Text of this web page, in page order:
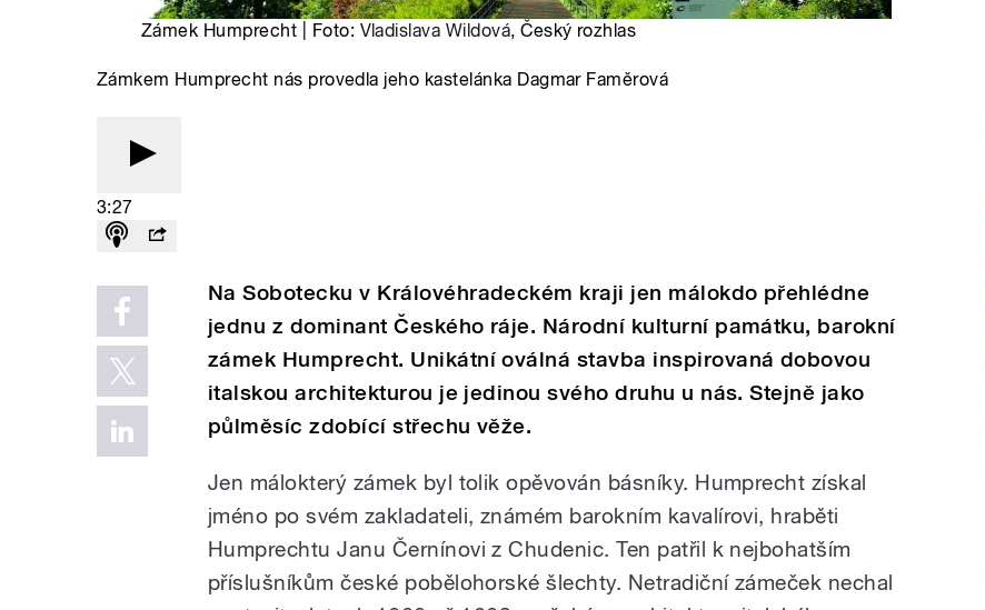
Zámek Humprecht | Foto: Vladislava Wildová, Český rozhlas
Zámkem Humprecht nás provedla jeho kastelánka Dagmar Faměrová
3:27
Na Sobotecku v Královéhradeckém kraji jen málokdo přehlédne
jednu z dominant Českého ráje. Národní kulturní památku, barokní
zámek Humprecht. Unikátní oválná stavba inspirovaná dobovou
italskou architekturou je jedinou svého druhu u nás. Stejně jako
půlměsíc zdobící střechu věže.
Jen málokterý zámek byl tolik opěvován básníky. Humprecht získal
jméno po svém zakladateli, známém barokním kavalírovi, hraběti
Humprechtu Janu Černínovi z Chudenic. Ten patřil k nejbohatším
příslušníkům české pobělohorské šlechty. Netradiční zámeček nechal